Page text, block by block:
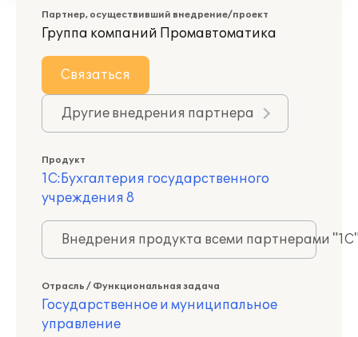
Партнер, осуществивший внедрение/проект
Группа компаний Промавтоматика
Связаться
Другие внедрения партнера
Продукт
1С:Бухгалтерия государственного
учреждения 8
Внедрения продукта всеми партнерами
Отрасль / Функциональная задача
Государственное и муниципальное
управление